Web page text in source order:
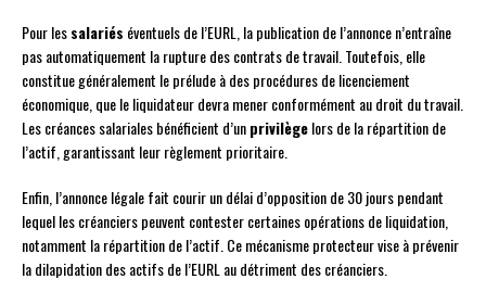
Pour lessalariés éventuels de l’EURL, la publication de l’annonce n’entraîne
pas automatiquement la rupture des contrats de travail. Toutefois, elle
constitue généralement le prélude à des procédures de licenciement
économique, que le liquidateur devra mener conformément au droit du travail.
Les créances salariales bénéficient d’unprivilègelors de la répartition de
l’actif, garantissant leur règlement prioritaire.
Enfin, l’annonce légale fait courir un délai d’opposition de 30 jours pendant
lequel les créanciers peuvent contester certaines opérations de liquidation,
notamment la répartition de l’actif. Ce mécanisme protecteur vise à prévenir
la dilapidation des actifs de l’EURL au détriment des créanciers.